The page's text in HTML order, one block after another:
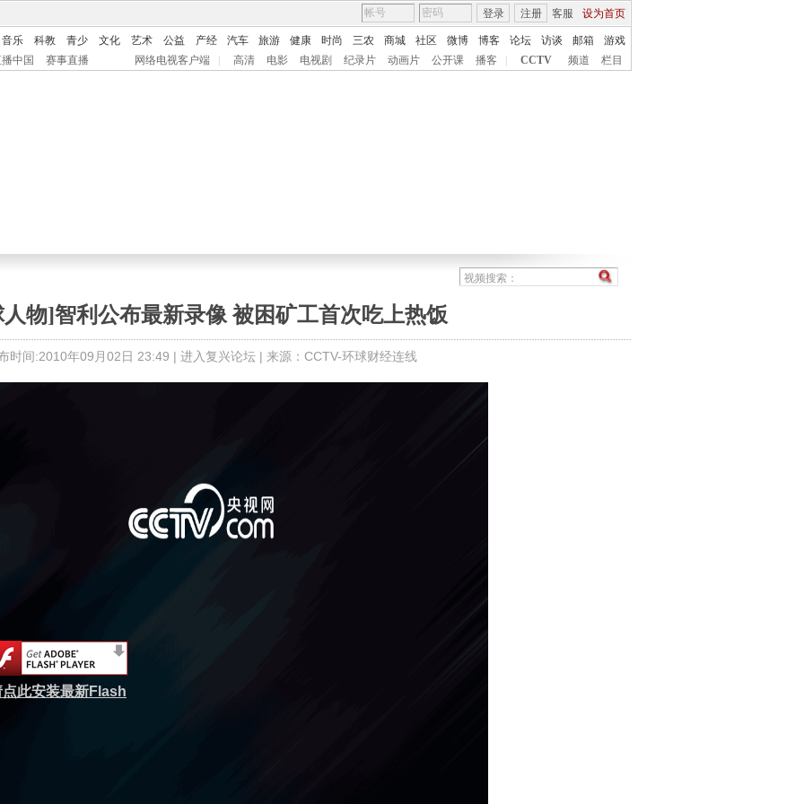
客服 设为首页
登录 注册
音乐 科教 青少 文化 艺术 公益 产经 汽车 旅游 健康 时尚 三农 商城 社区 微博 博客 论坛 访谈 邮箱
游戏
中国
赛事直播 网络电视客户端 高清 电影 电视剧 纪录片 动画片 公开课 播客 CCTV 频道 栏目
物]智利公布最新录像 被困矿工首次吃上热饭
时间:2010年09月02日 23:49 | 进入复兴论坛 | 来源：CCTV-环球财经连线
点此安装最新Flash